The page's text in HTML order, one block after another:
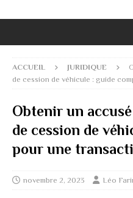
ACCUEIL JURIDIQUE
de cession de véhicule : guide
Obtenir un
de cession de
pour une
novembre 2, 2023 Léo